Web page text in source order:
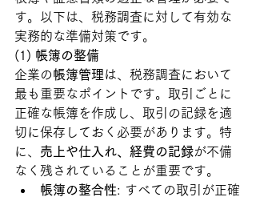
す。以下は、税務調査に対して有効な
実務的な準備対策です。
(1) 帳簿の整備
企業の帳簿管理は、税務調査において
最も重要なポイントです。取引ごとに
正確な帳簿を作成し、取引の記録を適
切に保存しておく必要があります。特
に、 売上や仕入れ、経費の記録が不備
なく残されていることが重要です。
帳簿の整合性: すべての取引が正確